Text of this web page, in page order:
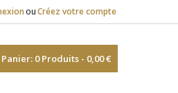
ouCréez votre compte
Panier: 0Produits - 0,00 €